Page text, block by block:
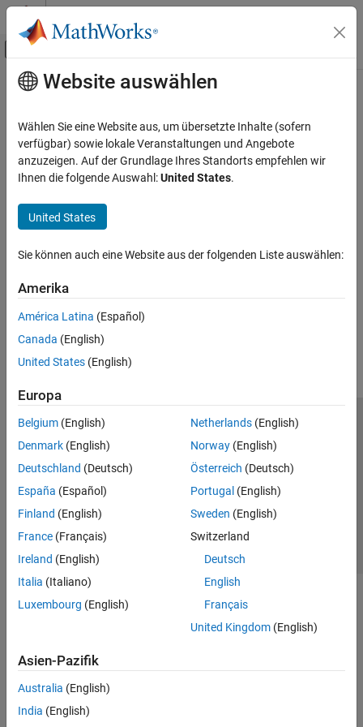
Weiter zum Inhalt
Umschaltung für Off-Canvas-
Startseite der Dokumentation
Hauptinhalt
How useful was this information?
Website auswählen
Wählen Sie eine Website aus, um übersetzte Inhalte (sofern
verfügbar) sowie lokale Veranstaltungen und Angebote
anzuzeigen. Auf der Grundlage Ihres Standorts empfehlen wir
Ihnen die folgende Auswahl:United States.
United States
Sie können auch eine Website aus der folgenden Liste auswählen:
Amerika
América Latina (Español)
Canada (English)
United States (English)
Europa
Belgium (English)
Denmark (English)
Deutschland (Deutsch)
España (Español)
Finland (English)
France (Français)
Ireland (English)
Italia (Italiano)
Luxembourg (English)
Netherlands(English)
Norway(English)
Österreich (Deutsch)
Portugal (English)
Sweden (English)
Switzerland
Deutsch
English
Français
United Kingdom(English)
Asien-Pazifik
Australia (English)
India (English)
Trust Center
Datenschutz-Richtlinien
Datendiebstahl verhindern
Status von Anwendungen
© 1994-2026 The MathWorks, Inc.
Website auswählen
Deutschland